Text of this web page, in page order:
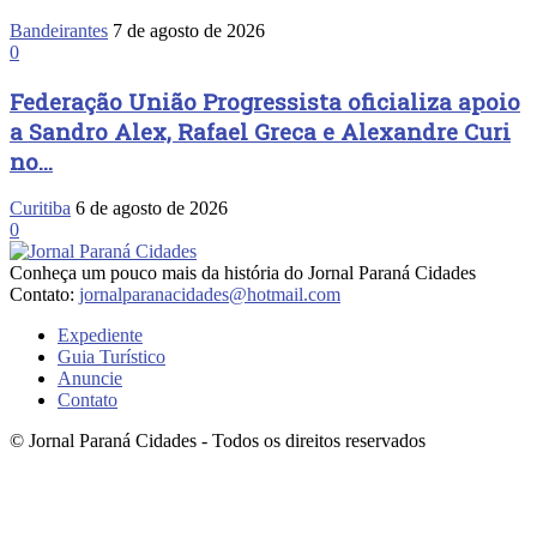
Bandeirantes 7 de agosto de 2026
0
Federação União Progressista oficializa apoio
a Sandro Alex, Rafael Greca e Alexandre Curi
no...
Curitiba 6 de agosto de 2026
0
Conheça um pouco mais da história do Jornal Paraná Cidades
Contato: jornalparanacidades@hotmail.com
Expediente
Guia Turístico
Anuncie
Contato
© Jornal Paraná Cidades - Todos os direitos reservados